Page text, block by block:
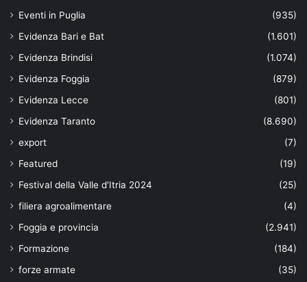
Eventi in Puglia
(935)
Evidenza Bari e Bat
(1.601)
Evidenza Brindisi
(1.074)
Evidenza Foggia
(879)
Evidenza Lecce
(801)
Evidenza Taranto
(8.690)
export
(7)
Featured
(19)
Festival della Valle d'Itria 2024
(25)
filiera agroalimentare
(4)
Foggia e provincia
(2.941)
Formazione
(184)
forze armate
(35)